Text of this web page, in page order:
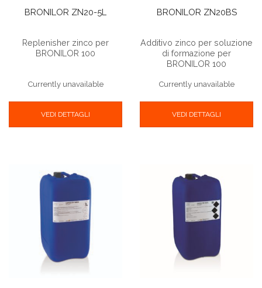
BRONILOR ZN20-5L
Replenisher zinco per
BRONILOR 100
Currently unavailable
VEDI DETTAGLI
BRONILOR ZN20BS
Additivo zinco per soluzione
di formazione per
BRONILOR 100
Currently unavailable
VEDI DETTAGLI